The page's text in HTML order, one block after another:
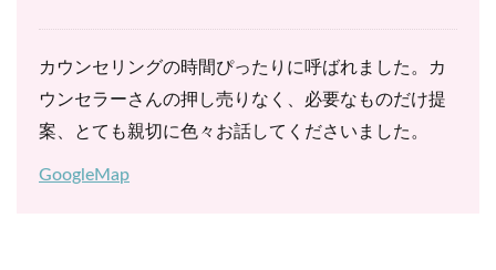
カウンセリングの時間ぴったりに呼ばれました。カ
ウンセラーさんの押し売りなく、必要なものだけ提
案、とても親切に色々お話してくださいました。
GoogleMap